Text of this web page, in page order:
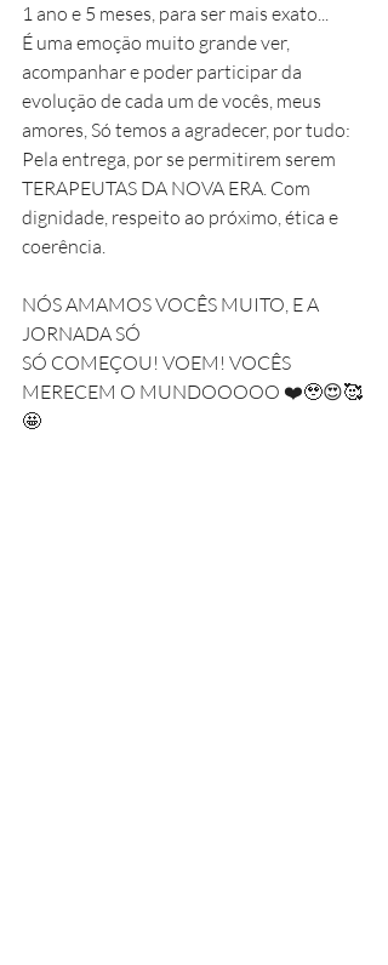
1 ano e 5 meses, para ser mais exato...
É uma emoção muito grande ver,
acompanhar e poder participar da
evolução de cada um de vocês, meus
amores, Só temos a agradecer, por tudo:
Pela entrega, por se permitirem serem
TERAPEUTAS DA NOVA ERA. Com
dignidade, respeito ao próximo, ética e
coerência.
NÓS AMAMOS VOCÊS MUITO, E A
JORNADA SÓ
SÓ COMEÇOU! VOEM! VOCÊS
MERECEM O MUNDOOOOO ❤️🥹😍🥰
🤩